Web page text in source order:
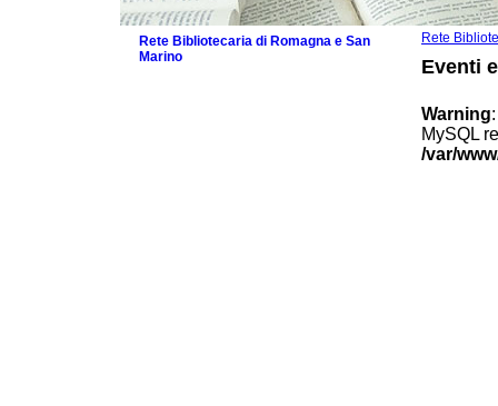
Rete
Eventi
Warning
MySQL
/var/
Rete Bibliotecaria di Romagna e San
Marino